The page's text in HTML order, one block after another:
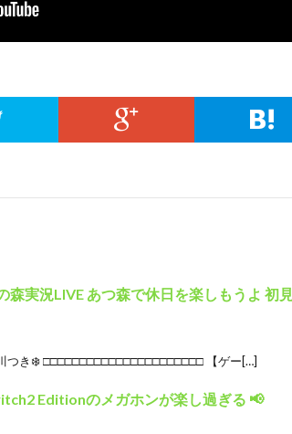
森実況LIVE あつ森で休日を楽しもうよ 初
つき❄️ □□□□□□□□□□□□□□□□□□□□□□ 【ゲー[…]
Editionのメガホンが楽し過ぎる 📢